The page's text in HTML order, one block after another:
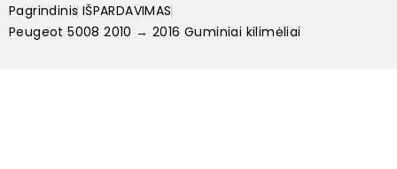
Pagrindinis IŠPARDAVIMAS
Peugeot 5008 2010 → 2016 Guminiai kilimėliai